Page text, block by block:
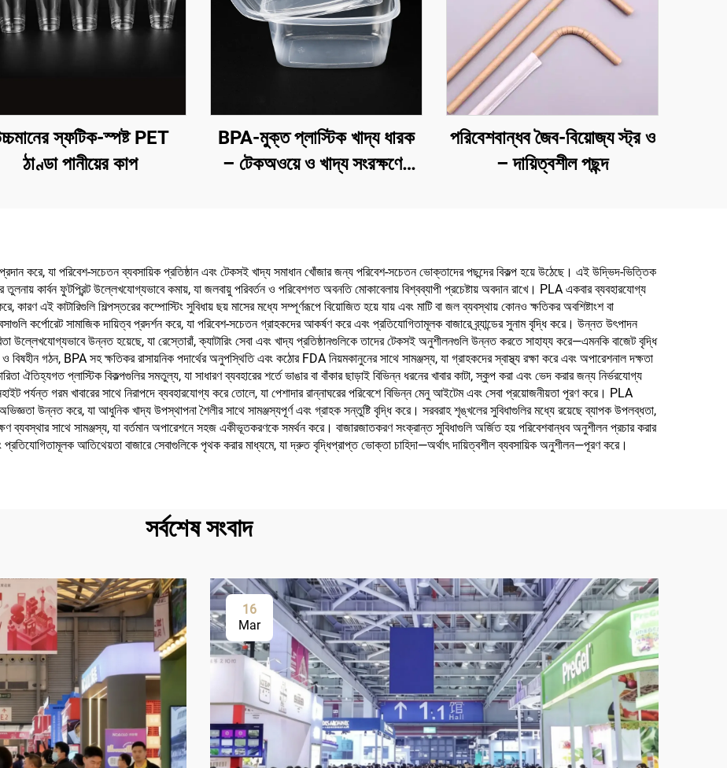
স্ফটিক-স্পষ্ট PET
ঠাণ্ডা পানীয়ের কাপ
BPA-মুক্ত প্লাস্টিক খাদ্য ধারক
– টেকঅওয়ে ও খাদ্য সংরক্ষণের
পরিবেশবান্ধব জৈব-বিয়োজ্য স্ট্র ও
– দায়িত্বশীল পছন্দ
করে, যা পরিবেশ-সচেতন ব্যবসায়িক প্রতিষ্ঠান এবং টেকসই খাদ্য সমাধান খোঁজার জন্য পরিবেশ-সচেতন ভোক্তাদের পছন্দের বিকল্প হয়ে উঠেছে। এই উদ্ভিদ-ভিত্তিক
তুলনায় কার্বন ফুটপ্রিন্ট উল্লেখযোগ্যভাবে কমায়, যা জলবায়ু পরিবর্তন ও পরিবেশগত অবনতি মোকাবেলায় বিশ্বব্যাপী প্রচেষ্টায় অবদান রাখে। PLA একবার ব্যবহারযোগ্য
কারণ এই কাটারিগুলি শিল্পস্তরের কম্পোস্টিং সুবিধায় ছয় মাসের মধ্যে সম্পূর্ণরূপে বিয়োজিত হয়ে যায় এবং মাটি বা জল ব্যবস্থায় কোনও ক্ষতিকর অবশিষ্টাংশ বা
কর্পোরেট সামাজিক দায়িত্ব প্রদর্শন করে, যা পরিবেশ-সচেতন গ্রাহকদের আকর্ষণ করে এবং প্রতিযোগিতামূলক বাজারে ব্র্যান্ডের সুনাম বৃদ্ধি করে। উন্নত উৎপাদন
উল্লেখযোগ্যভাবে উন্নত হয়েছে, যা রেস্তোরাঁ, ক্যাটারিং সেবা এবং খাদ্য প্রতিষ্ঠানগুলিকে তাদের টেকসই অনুশীলনগুলি উন্নত করতে সাহায্য করে—এমনকি বাজেট বৃদ্ধি
বিষহীন গঠন, BPA সহ ক্ষতিকর রাসায়নিক পদার্থের অনুপস্থিতি এবং কঠোর FDA নিয়মকানুনের সাথে সামঞ্জস্য, যা গ্রাহকদের স্বাস্থ্য রক্ষা করে এবং অপারেশনাল দক্ষতা
ঐতিহ্যগত প্লাস্টিক বিকল্পগুলির সমতুল্য, যা সাধারণ ব্যবহারের শর্তে ভাঙার বা বাঁকার ছাড়াই বিভিন্ন ধরনের খাবার কাটা, স্কুপ করা এবং ভেদ করার জন্য নির্ভরযোগ্য
পর্যন্ত গরম খাবারের সাথে নিরাপদে ব্যবহারযোগ্য করে তোলে, যা পেশাদার রান্নাঘরের পরিবেশে বিভিন্ন মেনু আইটেম এবং সেবা প্রয়োজনীয়তা পূরণ করে। PLA
অভিজ্ঞতা উন্নত করে, যা আধুনিক খাদ্য উপস্থাপনা শৈলীর সাথে সামঞ্জস্যপূর্ণ এবং গ্রাহক সন্তুষ্টি বৃদ্ধি করে। সরবরাহ শৃঙ্খলের সুবিধাগুলির মধ্যে রয়েছে ব্যাপক উপলব্ধতা,
ব্যবস্থার সাথে সামঞ্জস্য, যা বর্তমান অপারেশনে সহজ একীভূতকরণকে সমর্থন করে। বাজারজাতকরণ সংক্রান্ত সুবিধাগুলি অর্জিত হয় পরিবেশবান্ধব অনুশীলন প্রচার করার
আতিথেয়তা বাজারে সেবাগুলিকে পৃথক করার মাধ্যমে, যা দ্রুত বৃদ্ধিপ্রাপ্ত ভোক্তা চাহিদা—অর্থাৎ দায়িত্বশীল ব্যবসায়িক অনুশীলন—পূরণ করে।
সর্বশেষ সংবাদ
16
Mar